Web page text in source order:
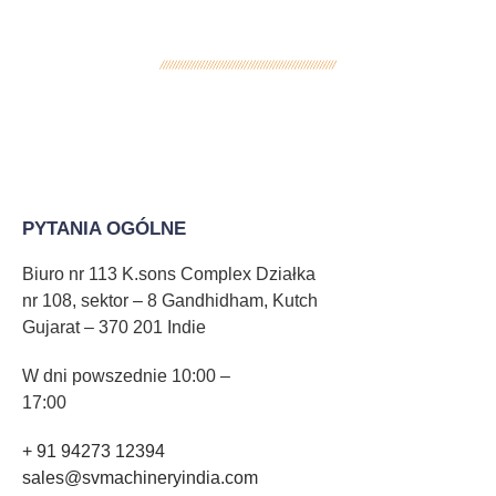
PYTANIA OGÓLNE
Biuro nr 113 K.sons Complex Działka
nr 108, sektor – 8 Gandhidham, Kutch
Gujarat – 370 201 Indie
W dni powszednie 10:00 –
17:00
+ 91 94273 12394
sales@svmachineryindia.com